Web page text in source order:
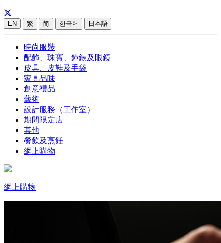
EN 繁 简 한국어 日本語
時尚服裝
配飾、珠寶、鐘錶及眼鏡
皮具、皮鞋及手袋
家具品味
創意禮品
藝術
設計服務（工作室）
期間限定店
其他
餐飲及烹飪
網上購物
網上購物